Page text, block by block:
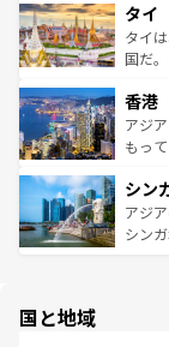
リテ
覧を
急速
ーチ
醸し
とつ
ひ現
が旅
参照し
タイ
タイ
国だ
の活
帯で
いビ
激す
が待
た文
香港
アジ
もっ
み、
てお
うな
シン
アジ
シン
国と地域